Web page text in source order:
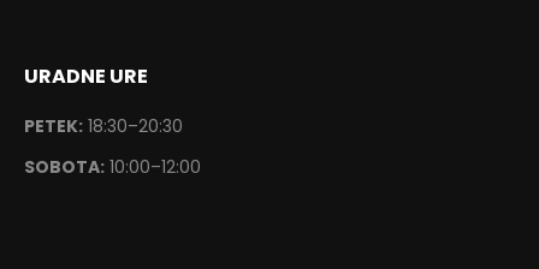
URADNE URE
PETEK: 18:30–20:30
SOBOTA: 10:00–12:00